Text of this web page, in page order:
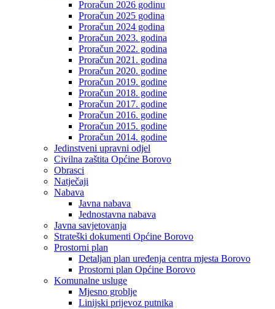
Proračun 2026 godinu
Proračun 2025 godina
Proračun 2024 godina
Proračun 2023. godina
Proračun 2022. godina
Proračun 2021. godina
Proračun 2020. godine
Proračun 2019. godine
Proračun 2018. godine
Proračun 2017. godine
Proračun 2016. godine
Proračun 2015. godine
Proračun 2014. godine
Jedinstveni upravni odjel
Civilna zaštita Općine Borovo
Obrasci
Natječaji
Nabava
Javna nabava
Jednostavna nabava
Javna savjetovanja
Strateški dokumenti Općine Borovo
Prostorni plan
Detaljan plan uređenja centra mjesta Borovo
Prostorni plan Općine Borovo
Komunalne usluge
Mjesno groblje
Linijski prijevoz putnika